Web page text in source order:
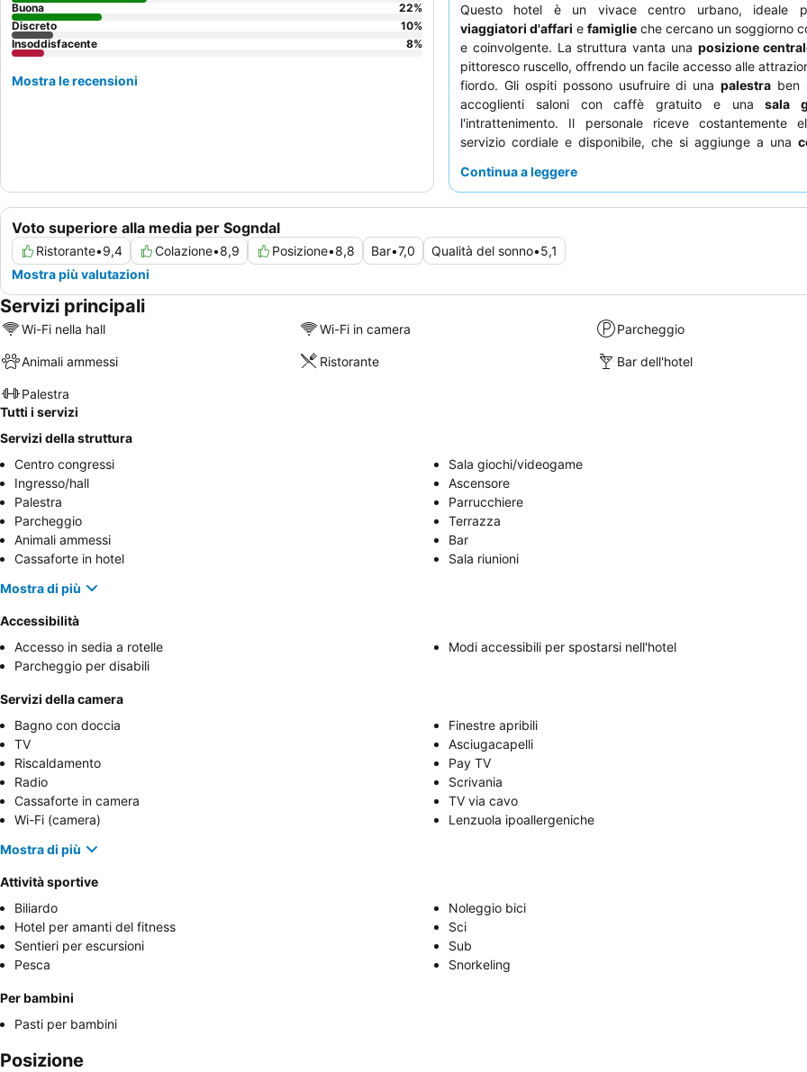
Questo hotel è un vivace centro urbano, ideale
viaggiatori d'affari e famiglie che cercano un soggiorno
e coinvolgente. La struttura vanta una posizione
pittoresco ruscello, offrendo un facile accesso alle
fiordo. Gli ospiti possono usufruire di unapalestra ben
accoglienti saloni con caffè gratuito e unasala
l'intrattenimento. Il personale riceve costantemente
servizio cordiale e disponibile, che si aggiunge a una
un'esperienza più tranquilla, si consiglia di richiedere
Continua a leggere
Voto superiore alla media per Sogndal
Ristorante•9,4 Colazione•8,9 Posizione•8,8 Bar•7,0 Qualità del sonno•5,1
Mostra più valutazioni
Buona
22%
Discreto
10%
Insoddisfacente
8%
Mostra le recensioni
Servizi principali
Wi-Fi nella hall Wi-Fi in camera Parcheggio
Animali ammessi Ristorante Bar dell'hotel
Palestra
Tutti i servizi
Servizi della struttura
Centro congressi
Sala giochi/videogame
Ingresso/hall
Ascensore
Palestra
Parrucchiere
Parcheggio
Terrazza
Animali ammessi
Bar
Cassaforte in hotel
Sala riunioni
Mostra di più
Accessibilità
Accesso in sedia a rotelle
Modi accessibili per spostarsi nell'hotel
Parcheggio per disabili
Servizi della camera
Bagno con doccia
Finestre apribili
TV
Asciugacapelli
Riscaldamento
Pay TV
Radio
Scrivania
Cassaforte in camera
TV via cavo
Wi-Fi (camera)
Lenzuola ipoallergeniche
Mostra di più
Attività sportive
Biliardo
Noleggio bici
Hotel per amanti del fitness
Sci
Sentieri per escursioni
Sub
Pesca
Snorkeling
Per bambini
Pasti per bambini
Posizione